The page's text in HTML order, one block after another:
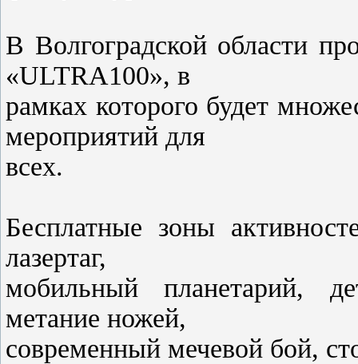
В Волгоградской области
«ULTRA100», в
рамках которого будет
мероприятий для
всех.
Бесплатные зоны
лазертаг,
мобильный планетарий,
метание ножей,
современный мечевой бой,